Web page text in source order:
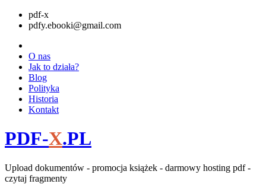
pdf-x
pdfy.ebooki@gmail.com
O nas
Jak to działa?
Blog
Polityka
Historia
Kontakt
PDF-X.PL
Upload dokumentów - promocja książek - darmowy hosting pdf -
czytaj fragmenty